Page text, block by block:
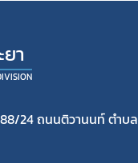
า
24 ถนนติวานนท์ ตำบล